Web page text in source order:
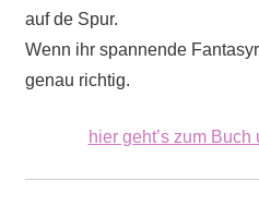
auf de Spur.
Wenn ihr spannende
genau richtig.
hier geht’s zum